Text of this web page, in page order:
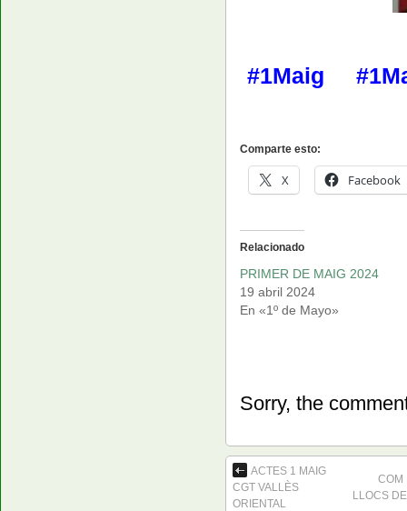
#1Maig
Comparte esto:
X Facebook
Relacionado
PRIMER DE MAIG 2024
19 abril 2024
En «1º de Mayo»
Sorry, the
ACTES 1 MAIG
CGT VALLÈS
ORIENTAL
COM
LLOCS